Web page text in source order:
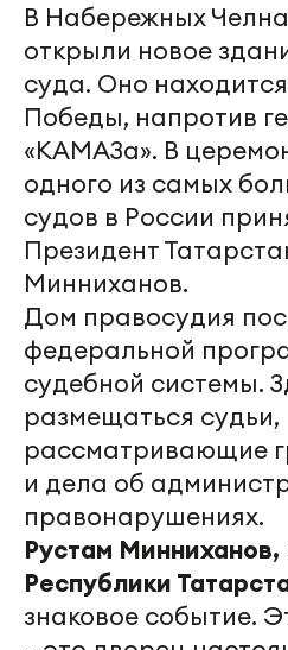
В Набережных
открыли новое
суда. Оно
Победы, напротив
«КАМАЗа». В
одного из самых
судов в России
Президент
Минниханов.
Дом правосудия
федеральной
судебной системы.
размещаться судьи,
рассматривающие
и дела об
правонарушениях.
Рустам
Республики
знаковое событие.